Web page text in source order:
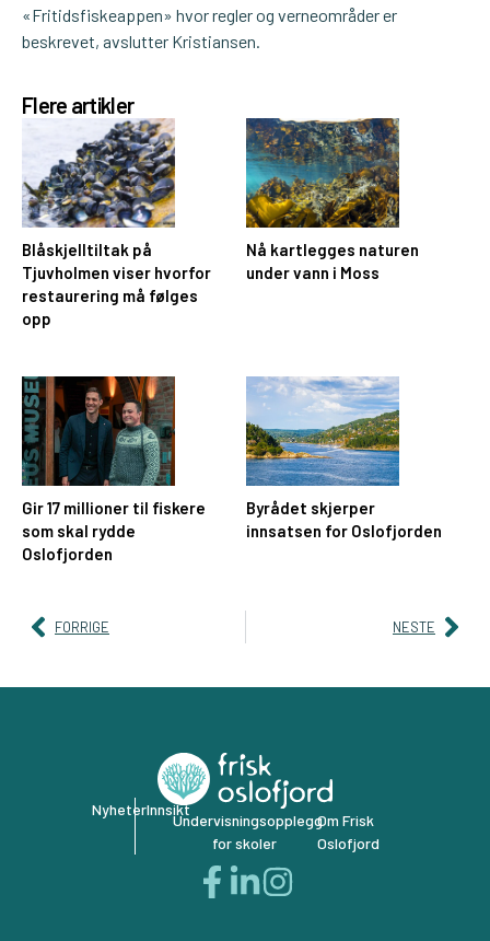
«Fritidsfiskeappen» hvor regler og verneområder er
beskrevet, avslutter Kristiansen.
Flere artikler
Blåskjelltiltak på
Tjuvholmen viser hvorfor
restaurering må følges
opp
Nå kartlegges naturen
under vann i Moss
Gir 17 millioner til fiskere
som skal rydde
Oslofjorden
Byrådet skjerper
innsatsen for Oslofjorden
FORRIGE NESTE
NyheterInnsikt
Undervisningsopplegg
for skoler
Om Frisk
Oslofjord